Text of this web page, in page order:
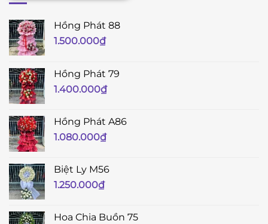
Hồng Phát 88
1.500.000₫
Hồng Phát 79
1.400.000₫
Hồng Phát A86
1.080.000₫
Biệt Ly M56
1.250.000₫
Hoa Chia Buồn 75